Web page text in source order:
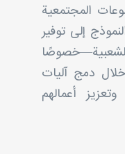
المجتمعية
إلى توفير
دمج آليات
أعمالهم